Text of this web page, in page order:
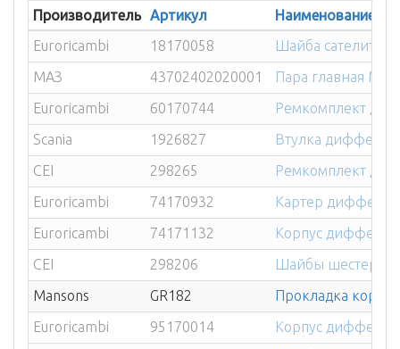
Производитель Артикул
Наименование
Euroricambi
18170058
Шайба сателита
МАЗ
43702402020001
Пара главная
Euroricambi
60170744
Ремкомплект
Scania
1926827
Втулка
CEI
298265
Ремкомплект
Euroricambi
74170932
Картер
Euroricambi
74171132
Корпус
CEI
298206
Шайбы шестерни
Mansons
GR182
Прокладка
Euroricambi
95170014
Корпус